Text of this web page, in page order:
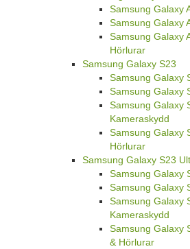
Samsung Galaxy
Samsung Galaxy
Samsung Galaxy
Hörlurar
Samsung Galaxy S23
Samsung Galaxy
Samsung Galaxy
Samsung Galaxy
Kameraskydd
Samsung Galaxy
Hörlurar
Samsung Galaxy S23
Samsung Galaxy
Samsung Galaxy
Samsung Galaxy
Kameraskydd
Samsung Galaxy
& Hörlurar